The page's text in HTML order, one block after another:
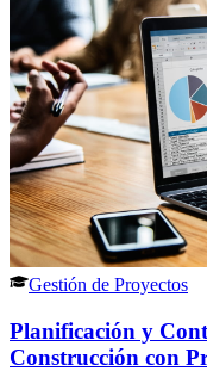
Gestión de Proyectos
Planificación y
Construcción con